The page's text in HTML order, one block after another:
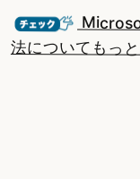
法についてもっと